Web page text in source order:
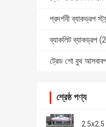
প্রদর্শনী ব্যাকড্রপ
ব্যাকলিট ব্যাকড্রপ
ট্রেড শো বুথ
শ্রেষ্ঠ পণ্য
2.5x2.5